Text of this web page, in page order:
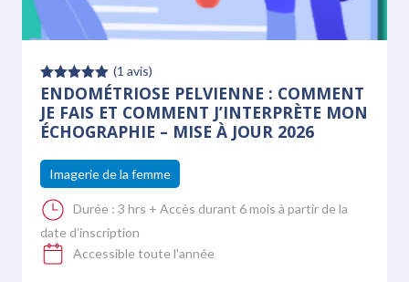
Note5.00
sur 5
(1 avis)
ENDOMÉTRIOSE PELVIENNE : COMMENT
JE FAIS ET COMMENT J’INTERPRÈTE MON
ÉCHOGRAPHIE – MISE À JOUR 2026
Imagerie de la femme
Durée : 3 hrs + Accès durant 6 mois à partir de la
date d’inscription
Accessible toute l'année